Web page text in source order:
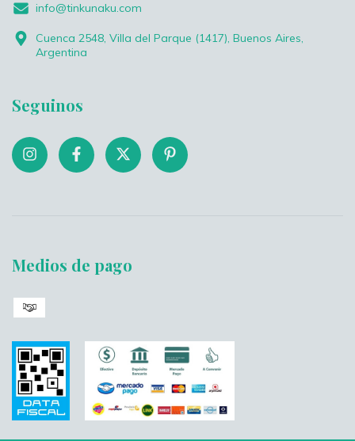
info@tinkunaku.com
Cuenca 2548, Villa del Parque (1417), Buenos Aires,
Argentina
Seguinos
Medios de pago